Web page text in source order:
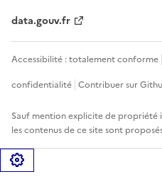
data.gouv.fr
Accessibilité : totalement conforme
confidentialité Contribuer sur
Sauf mention explicite de propriété
les contenus de ce site sont
Gérer les cookies